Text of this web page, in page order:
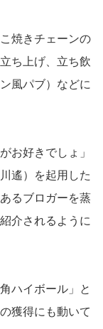
焼きチェーンの
ち上げ、立ち飲
風パブ）などに
お好きでしょ」
遙）を起用した
るブロガーを蒸
介されるように
ハイボール」と
獲得にも動いて